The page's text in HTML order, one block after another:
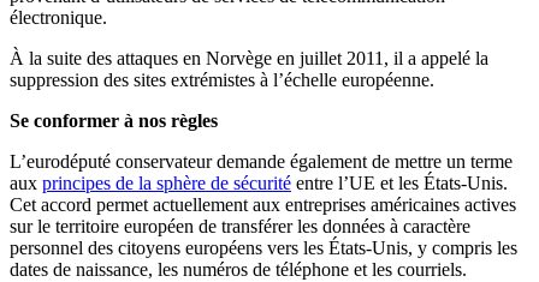
électronique.
À la suite des attaques en Norvège en juillet 2011, il a appelé la
suppression des sites extrémistes à l’échelle européenne.
Se conformer à nos règles
L’eurodéputé conservateur demande également de mettre un terme
aux principes de la sphère de sécurité entre l’UE et les États-Unis.
Cet accord permet actuellement aux entreprises américaines actives
sur le territoire européen de transférer les données à caractère
personnel des citoyens européens vers les États-Unis, y compris les
dates de naissance, les numéros de téléphone et les courriels.